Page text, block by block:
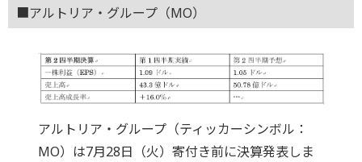
■アルトリア・グループ（MO）
アルトリア・グループ（ティッカーシンボル：
MO）は7月28日（火）寄付き前に決算発表しま